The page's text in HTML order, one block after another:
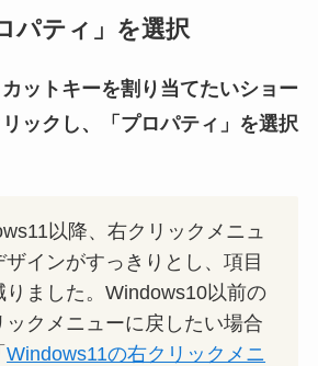
パティ」を選択
ットキーを割り当てたいショー
リックし、「プロパティ」を選択
以降、右クリックメニュ
ザインがすっきりとし、項目
りました。Windows10以前の
ックメニューに戻したい場合
Windows11の右クリックメニ